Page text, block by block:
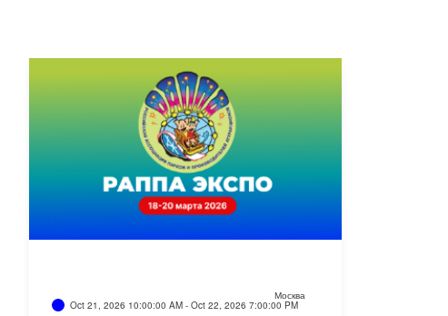
Oct 21, 2026 10:00:00 AM - Oct 22, 2026 7:00:00 PM
Москва